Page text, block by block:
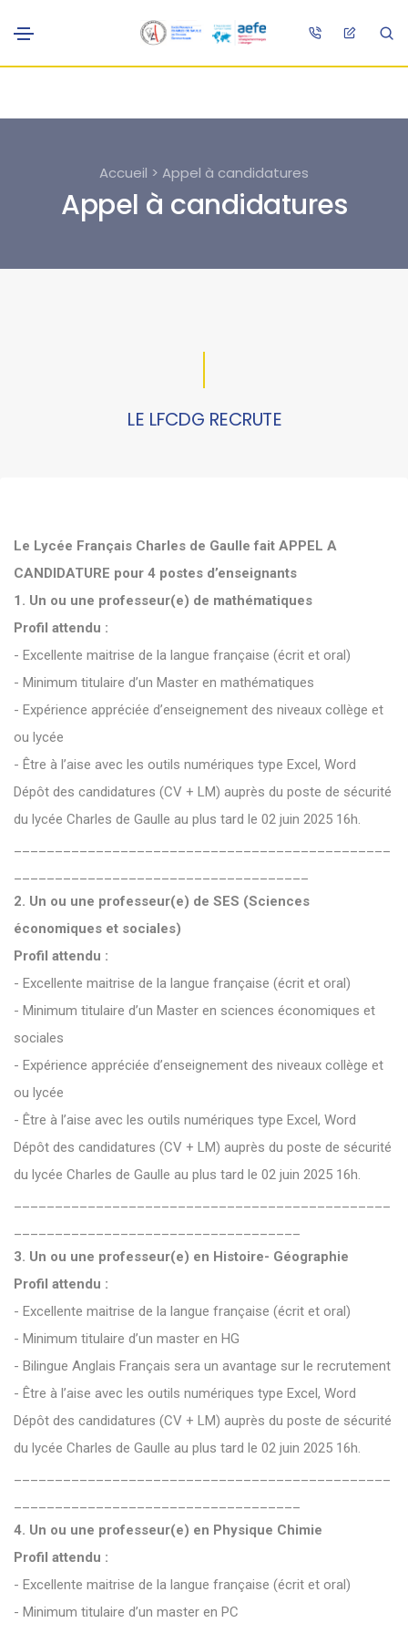
Accueil > Appel à candidatures
Appel à candidatures
LE LFCDG RECRUTE
Le Lycée Français Charles de Gaulle fait APPEL A
CANDIDATURE pour 4 postes d’enseignants
1. Un ou une professeur(e) de mathématiques
Profil attendu :
- Excellente maitrise de la langue française (écrit et oral)
- Minimum titulaire d’un Master en mathématiques
- Expérience appréciée d’enseignement des niveaux collège et
ou lycée
- Être à l’aise avec les outils numériques type Excel, Word
Dépôt des candidatures (CV + LM) auprès du poste de sécurité
du lycée Charles de Gaulle au plus tard le 02 juin 2025 16h.
2. Un ou une professeur(e) de SES (Sciences
économiques et sociales)
Profil attendu :
- Excellente maitrise de la langue française (écrit et oral)
- Minimum titulaire d’un Master en sciences économiques et
sociales
- Expérience appréciée d’enseignement des niveaux collège et
ou lycée
- Être à l’aise avec les outils numériques type Excel, Word
Dépôt des candidatures (CV + LM) auprès du poste de sécurité
du lycée Charles de Gaulle au plus tard le 02 juin 2025 16h.
3. Un ou une professeur(e) en Histoire- Géographie
Profil attendu :
- Excellente maitrise de la langue française (écrit et oral)
- Minimum titulaire d’un master en HG
- Bilingue Anglais Français sera un avantage sur le recrutement
- Être à l’aise avec les outils numériques type Excel, Word
Dépôt des candidatures (CV + LM) auprès du poste de sécurité
du lycée Charles de Gaulle au plus tard le 02 juin 2025 16h.
4. Un ou une professeur(e) en Physique Chimie
Profil attendu :
- Excellente maitrise de la langue française (écrit et oral)
- Minimum titulaire d’un master en PC